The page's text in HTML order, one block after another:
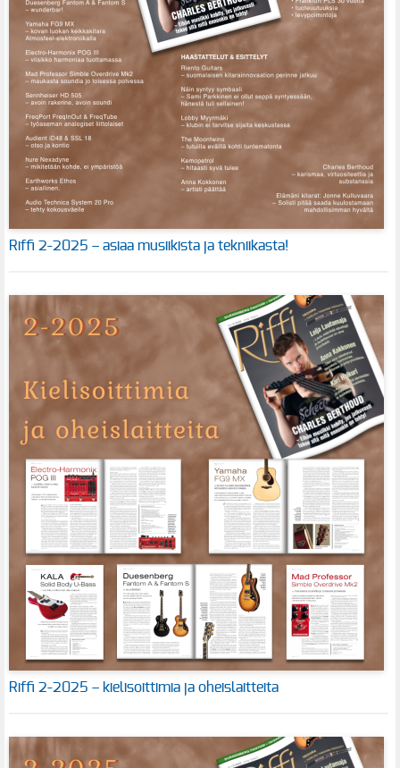
Riffi 2-2025 – asiaa musiikista ja tekniikasta!
Riffi 2-2025 – kielisoittimia ja oheislaitteita